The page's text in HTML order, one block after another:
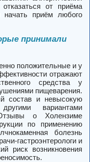
от приёма
начать приём любого
принимали
положительные и у
отражают
средства у
пищеварения.
состав и невысокую
вариантами
о Холензиме
по применению
болезнь
гастроэнтерологи и
риск возникновения